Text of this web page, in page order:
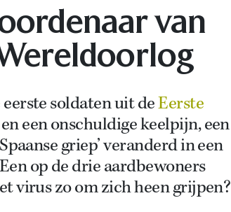
van
eerste soldaten uit deEerste
een onschuldige keelpijn, een
griep’ veranderd in een
op de drie aardbewoners
virus zo om zich heen grijpen?